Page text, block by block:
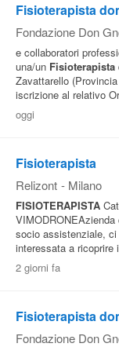
Fisioterapista
Fondazione Don
e collaboratori
una/un Fisioterapista
Zavattarello
iscrizione al relativo
oggi
Fisioterapista
Relizont - Milano
FISIOTERAPISTA
socio assistenziale, ci
interessata a ricoprire
2 giorni fa
Fisioterapista
Fondazione Don